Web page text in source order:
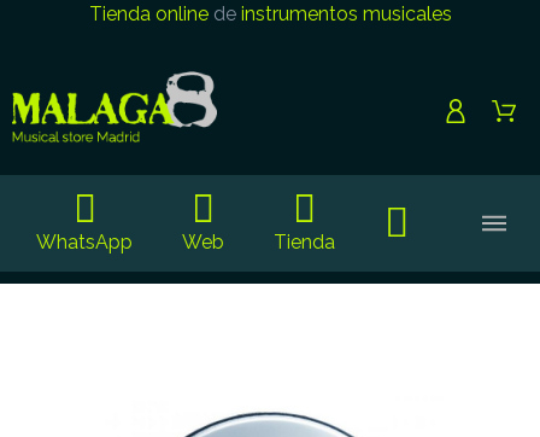
Tienda onlinede instrumentos musicales
WhatsApp Web Tienda